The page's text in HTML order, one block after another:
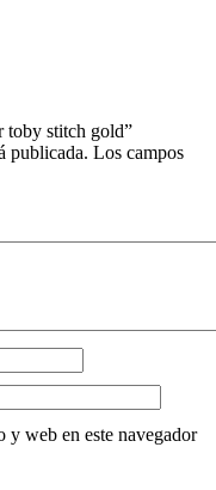
toby stitch gold”
publicada. Los campos
y web en este navegador